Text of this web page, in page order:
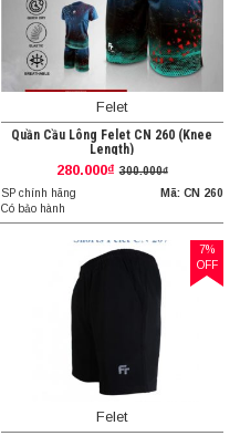
Felet
Quần Cầu Lông Felet CN 260 (Knee
Length)
280.000₫ 300.000₫
SP chính hãng
Có bảo hành
Mã: CN 260
7%
OFF
Felet